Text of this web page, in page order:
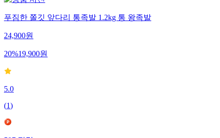
푸짐한 쫄깃 앞다리 통족발 1.2kg 통 왕족발
24,900원
20%19,900원
5.0
(1)